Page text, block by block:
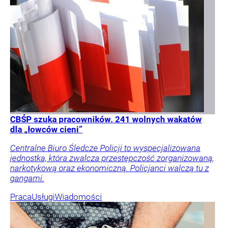
CBŚP szuka pracowników. 241 wolnych wakatów
dla „łowców cieni”
Centralne Biuro Śledcze Policji to wyspecjalizowana
jednostka, która zwalcza przestępczość zorganizowaną,
narkotykową oraz ekonomiczną. Policjanci walczą tu z
gangami.
PracaUsługiWiadomości